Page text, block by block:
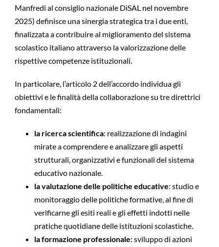
Manfredi al consiglio nazionale DiSAL nel novembre
2025) definisce una sinergia strategica tra i due enti,
finalizzata a contribuire al miglioramento del sistema
scolastico italiano attraverso la valorizzazione delle
rispettive competenze istituzionali.
In particolare, l’articolo 2 dell’accordo individua gli
obiettivi e le finalità della collaborazione su tre direttrici
fondamentali:
la ricerca scientifica: realizzazione di indagini
mirate a comprendere e analizzare gli aspetti
strutturali, organizzativi e funzionali del sistema
educativo nazionale.
la valutazione delle politiche educative: studio e
monitoraggio delle politiche formative, al fine di
verificarne gli esiti reali e gli effetti indotti nelle
pratiche quotidiane delle istituzioni scolastiche.
la formazione professionale: sviluppo di azioni